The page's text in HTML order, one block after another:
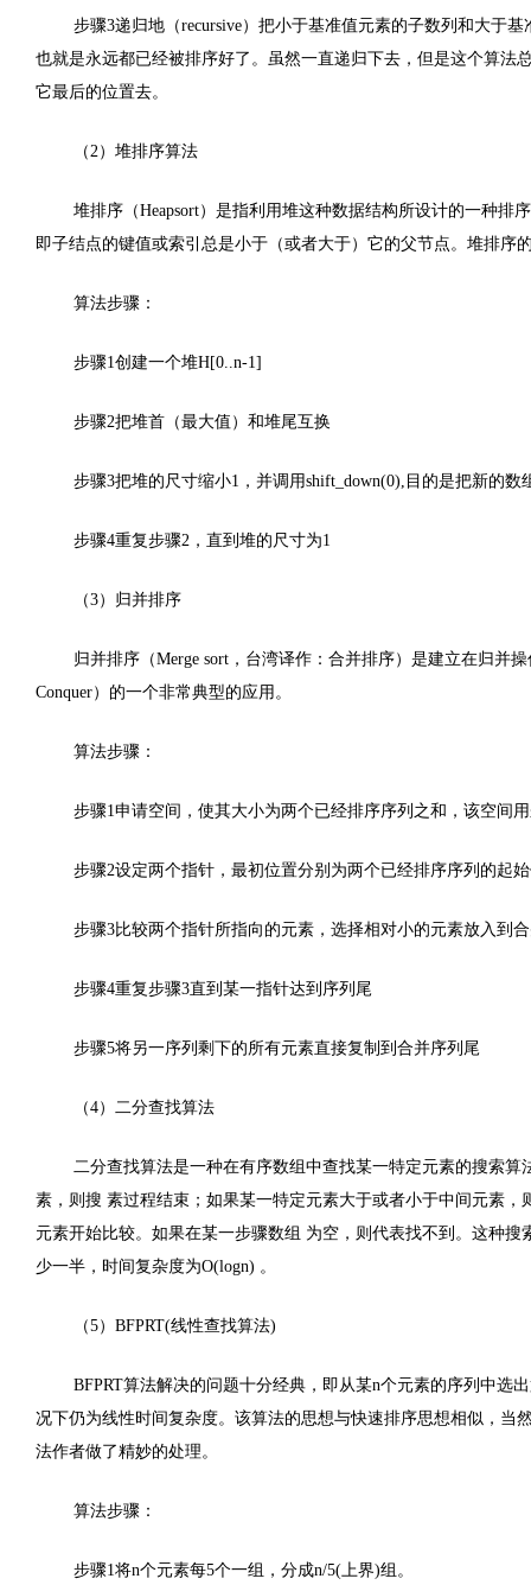
步骤3递归地（recursive）把小于基准值元素的子数列和大于
也就是永远都已经被排序好了。虽然一直递归下去，但是这个算法
它最后的位置去。
（2）堆排序算法
堆排序（Heapsort）是指利用堆这种数据结构所设计的一种
即子结点的键值或索引总是小于（或者大于）它的父节点。 堆排序
算法步骤：
步骤1创建一个堆H[0..n-1]
步骤2把堆首（最大值）和堆尾互换
步骤3把堆的尺寸缩小1，并调用shift_down(0),目的是把新的数
步骤4重复步骤2，直到堆的尺寸为1
（3）归并排序
归并排序（Merge sort，台湾译作：合并排序）是建立在归并
Conquer）的一个非常典型的应用。
算法步骤：
步骤1申请空间，使其大小为两个已经排序序列之和，该空间
步骤2设定两个指针，最初位置分别为两个已经排序序列的起
步骤3比较两个指针所指向的元素，选择相对小的元素放入到
步骤4重复步骤3直到某一指针达到序列尾
步骤5将另一序列剩下的所有元素直接复制到合并序列尾
（4）二分查找算法
二分查找算法是一种在有序数组中查找某一特定元素的搜索
素，则搜 素过程结束；如果某一特定元素大于或者小于中间元素
元素开始比较。如果在某一步骤数组 为空，则代表找不到。这种
少一半，时间复杂度为Ο(logn) 。
（5）BFPRT(线性查找算法)
BFPRT算法解决的问题十分经典，即从某n个元素的序列中选
况下仍为线性时间复杂度。该算法的思想与快速排序思想相似，当
法作者做了精妙的处理。
算法步骤：
步骤1将n个元素每5个一组，分成n/5(上界)组。